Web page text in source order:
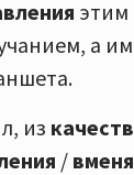
а
из
/